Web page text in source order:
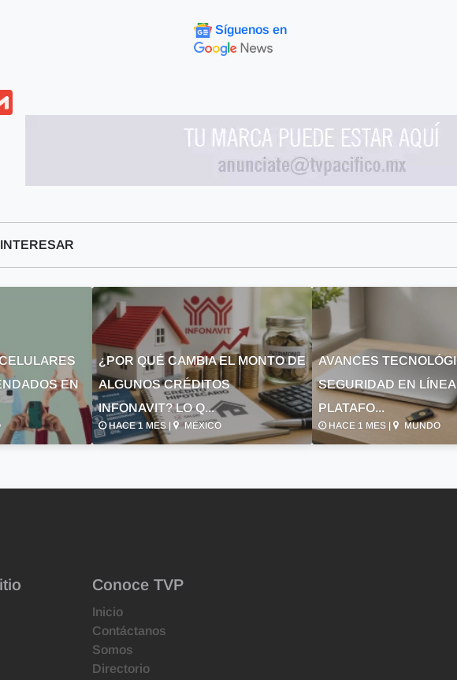
Síguenos en
EN
¿POR QUÉ CAMBIA EL MONTO DE
ALGUNOS CRÉDITOS
INFONAVIT? LO Q...
HACE 1 MES | MÉXICO
AVANCES
SEGURIDAD EN
PLATAFO...
HACE 1 MES | MUNDO
Conoce TVP
Inicio
Contáctanos
Somos
Directorio